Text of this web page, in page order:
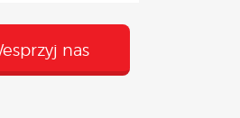
nas